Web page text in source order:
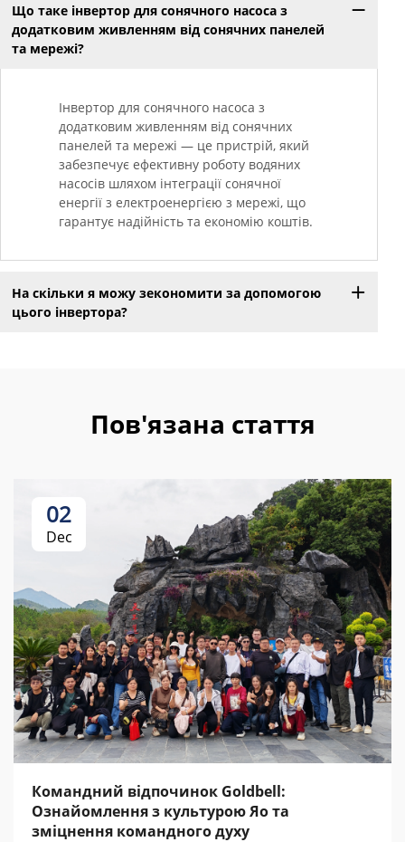
Що таке інвертор для сонячного насоса з
додатковим живленням від сонячних панелей
та мережі?
Інвертор для сонячного насоса з
додатковим живленням від сонячних
панелей та мережі — це пристрій, який
забезпечує ефективну роботу водяних
насосів шляхом інтеграції сонячної
енергії з електроенергією з мережі, що
гарантує надійність та економію коштів.
На скільки я можу зекономити за допомогою
цього інвертора?
Пов'язана стаття
02
Dec
Командний відпочинок Goldbell:
Ознайомлення з культурою Яо та
зміцнення командного духу